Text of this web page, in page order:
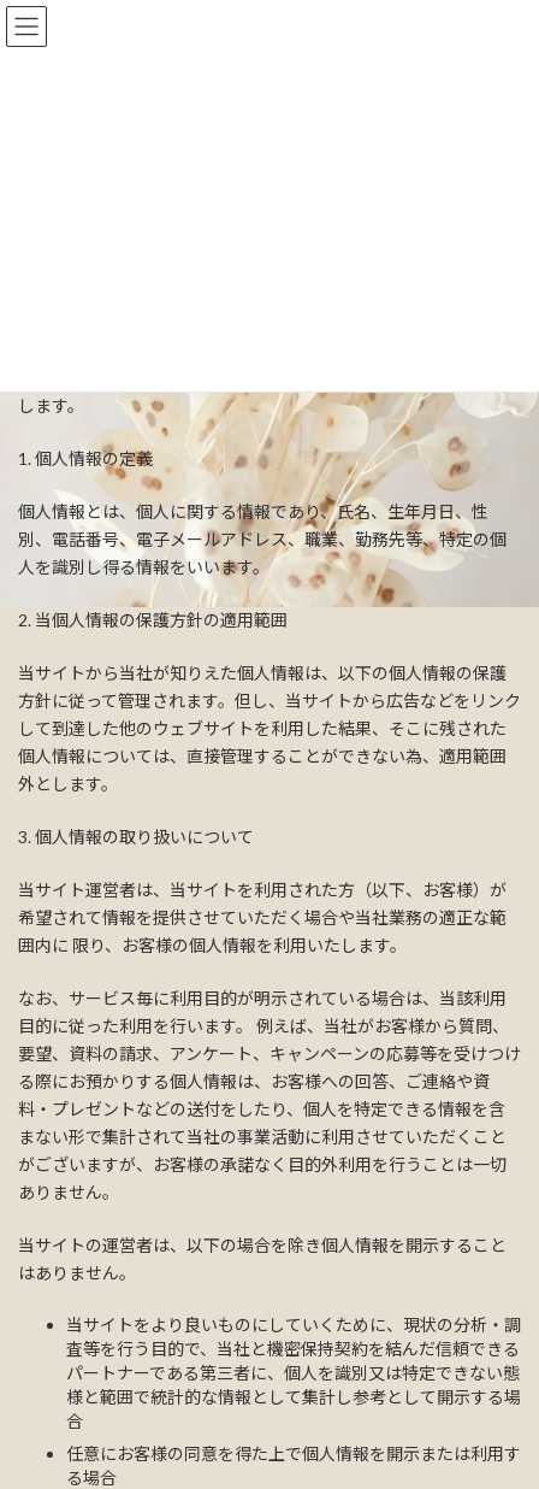
コ
ン
ナ
ビ
します。
1. 個人情報の定義
個人情報とは、個人に関する情報であり、氏名、生年月日、性
別、電話番号、電子メールアドレス、職業、勤務先等、特定の個
人を識別し得る情報をいいます。
2. 当個人情報の保護方針の適用範囲
当サイトから当社が知りえた個人情報は、以下の個人情報の保護
方針に従って管理されます。但し、当サイトから広告などをリンク
して到達した他のウェブサイトを利用した結果、そこに残された
個人情報については、直接管理することができない為、適用範囲
外とします。
3. 個人情報の取り扱いについて
当サイト運営者は、当サイトを利用された方（以下、お客様）が
希望されて情報を提供させていただく場合や当社業務の適正な範
囲内に 限り、お客様の個人情報を利用いたします。
なお、サービス毎に利用目的が明示されている場合は、当該利用
目的に従った利用を行います。 例えば、当社がお客様から質問、
要望、資料の請求、アンケート、キャンペーンの応募等を受けつけ
る際にお預かりする個人情報は、お客様への回答、ご連絡や資
料・プレゼントなどの送付をしたり、個人を特定できる情報を含
まない形で集計されて当社の事業活動に利用させていただくこと
がございますが、お客様の承諾なく目的外利用を行うことは一切
ありません。
当サイトの運営者は、以下の場合を除き個人情報を開示すること
はありません。
当サイトをより良いものにしていくために、現状の分析・調
査等を行う目的で、当社と機密保持契約を結んだ信頼できる
パートナーである第三者に、個人を識別又は特定できない態
様と範囲で統計的な情報として集計し参考として開示する場
合
任意にお客様の同意を得た上で個人情報を開示または利用す
る場合